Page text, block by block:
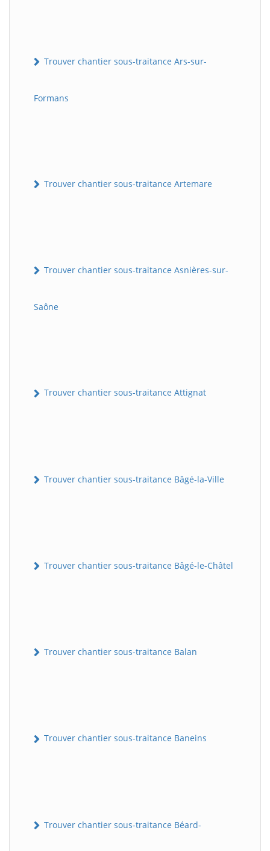
Trouver chantier sous-traitance Ars-sur-
Formans
Trouver chantier sous-traitance Artemare
Trouver chantier sous-traitance Asnières-sur-
Saône
Trouver chantier sous-traitance Attignat
Trouver chantier sous-traitance Bâgé-la-Ville
Trouver chantier sous-traitance Bâgé-le-Châtel
Trouver chantier sous-traitance Balan
Trouver chantier sous-traitance Baneins
Trouver chantier sous-traitance Béard-